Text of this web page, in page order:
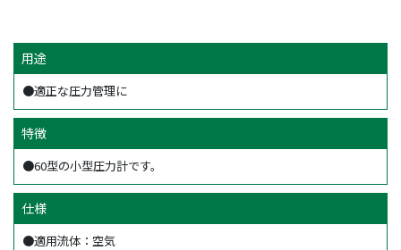
用途
●適正な圧力管理に
特徴
●60型の小型圧力計です。
仕様
●適用流体：空気